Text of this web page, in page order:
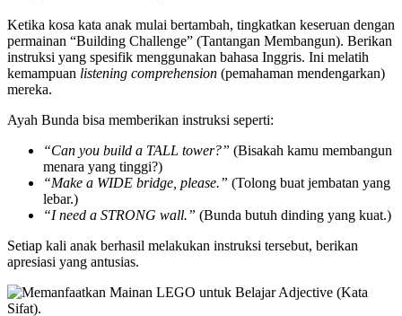
Ketika kosa kata anak mulai bertambah, tingkatkan keseruan dengan
permainan “Building Challenge” (Tantangan Membangun). Berikan
instruksi yang spesifik menggunakan bahasa Inggris. Ini melatih
kemampuan listening comprehension (pemahaman mendengarkan)
mereka.
Ayah Bunda bisa memberikan instruksi seperti:
“Can you build a TALL tower?” (Bisakah kamu membangun
menara yang tinggi?)
“Make a WIDE bridge, please.” (Tolong buat jembatan yang
lebar.)
“I need a STRONG wall.” (Bunda butuh dinding yang kuat.)
Setiap kali anak berhasil melakukan instruksi tersebut, berikan
apresiasi yang antusias.